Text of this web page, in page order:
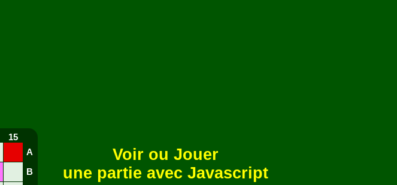
15
A
B
Voir ou Jouer
une partie avec Javascript